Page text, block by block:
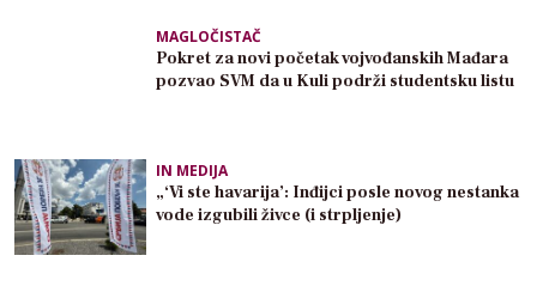
MAGLOČISTAČ
Pokret za novi početak vojvođanskih Mađara
pozvao SVM da u Kuli podrži studentsku listu
IN MEDIJA
„‘Vi ste havarija’: Inđijci posle novog nestanka
vode izgubili živce (i strpljenje)